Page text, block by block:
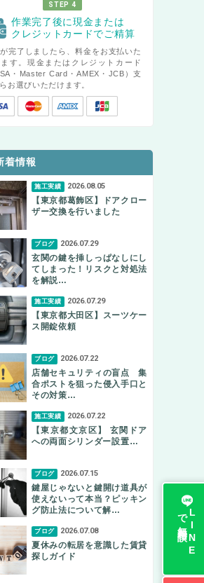
STEP 4
作業完了後に現金または
クレジットカードでご精算
完了しましたら、料金をお支払いた
す。現金またはクレジットカード
・Master Card・AMEX・JCB）支
お選びいただけます。
着情報
施工実績 2026.08.05
【東京都葛飾区】ドアクロー
ザー交換を行いました
ブログ 2026.07.29
玄関の鍵を挿しっぱなしにし
てしまった！リスクと対処法
を解説…
施工実績 2026.07.29
【東京都大田区】スーツケー
ス開錠依頼
ブログ 2026.07.22
店舗セキュリティの盲点 集
合ポストを狙った侵入手口と
その対策…
施工実績 2026.07.22
【東京都文京区】 玄関ドア
への両面シリンダー設置…
ブログ 2026.07.15
鍵屋じゃないと鍵開け道具が
使えないって本当？ピッキン
グ防止法について解…
ブログ 2026.07.08
夏休みの転居を意識した賃貸
探しガイド
L
I
N
E
で
無料相談